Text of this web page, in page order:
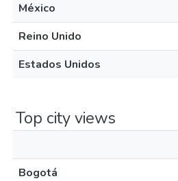
México
Reino Unido
Estados Unidos
Top city views
Bogotá